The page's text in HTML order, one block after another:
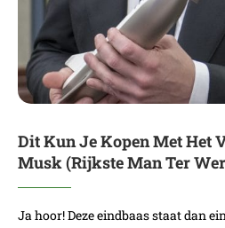
Dit Kun Je Kopen Met Het
Musk (Rijkste Man Ter
Ja hoor! Deze eindbaas staat dan